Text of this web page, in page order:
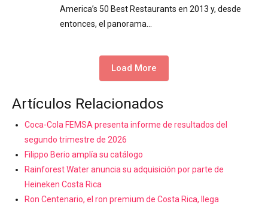
America’s 50 Best Restaurants en 2013 y, desde
entonces, el panorama…
Load More
Artículos Relacionados
Coca-Cola FEMSA presenta informe de resultados del
segundo trimestre de 2026
Filippo Berio amplía su catálogo
Rainforest Water anuncia su adquisición por parte de
Heineken Costa Rica
Ron Centenario, el ron premium de Costa Rica, llega